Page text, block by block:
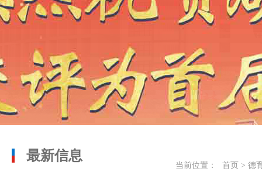
最新信息
当前位置： 首页 > 德